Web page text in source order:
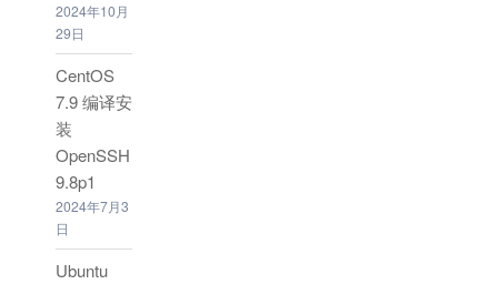
2024年10月
29日
CentOS
7.9 编译安
装
OpenSSH
9.8p1
2024年7月3
日
Ubuntu